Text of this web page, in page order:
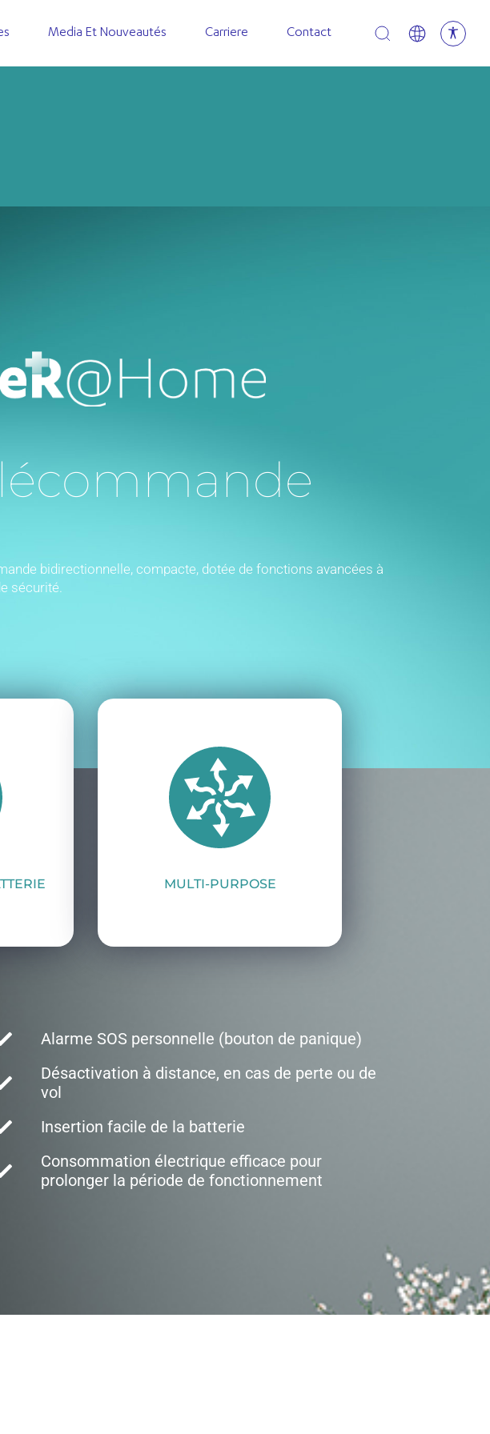
Media Et Nouveautés Carriere Contact Open search
bidirectionnelle, compacte, dotée de fonctions avancées à
sécurité.
MULTI-PURPOSE
Alarme SOS personnelle (bouton de panique)
Désactivation à distance, en cas de perte ou de
vol
Insertion facile de la batterie
Consommation électrique efficace pour
prolonger la période de fonctionnement